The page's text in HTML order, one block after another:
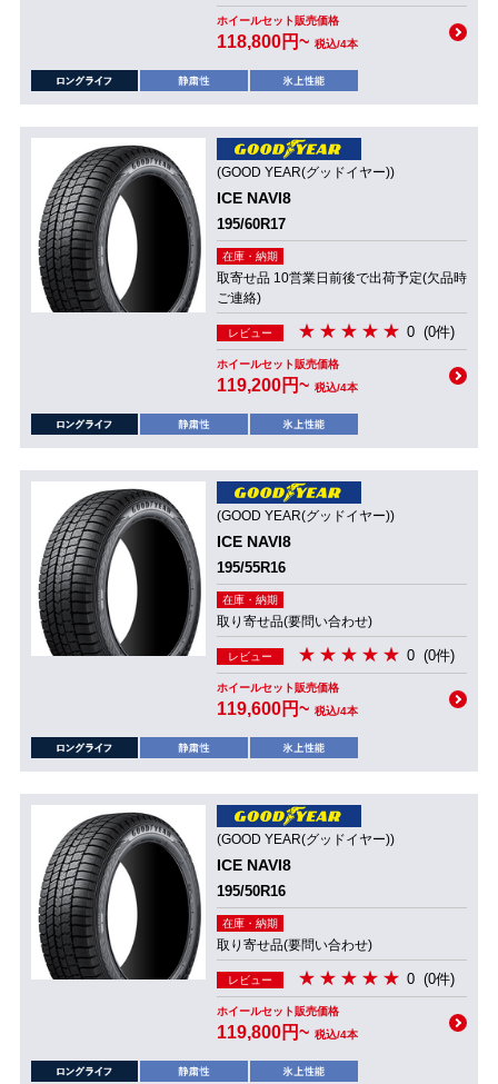
ホイールセット販売価格
118,800円~ 税込/4本
(GOOD YEAR(グッドイヤー))
ICE NAVI8
195/60R17
在庫・納期
取寄せ品 10営業日前後で出荷予定(欠品時
ご連絡)
レビュー 0 (0件)
ホイールセット販売価格
119,200円~ 税込/4本
(GOOD YEAR(グッドイヤー))
ICE NAVI8
195/55R16
在庫・納期
取り寄せ品(要問い合わせ)
レビュー 0 (0件)
ホイールセット販売価格
119,600円~ 税込/4本
(GOOD YEAR(グッドイヤー))
ICE NAVI8
195/50R16
在庫・納期
取り寄せ品(要問い合わせ)
レビュー 0 (0件)
ホイールセット販売価格
119,800円~ 税込/4本